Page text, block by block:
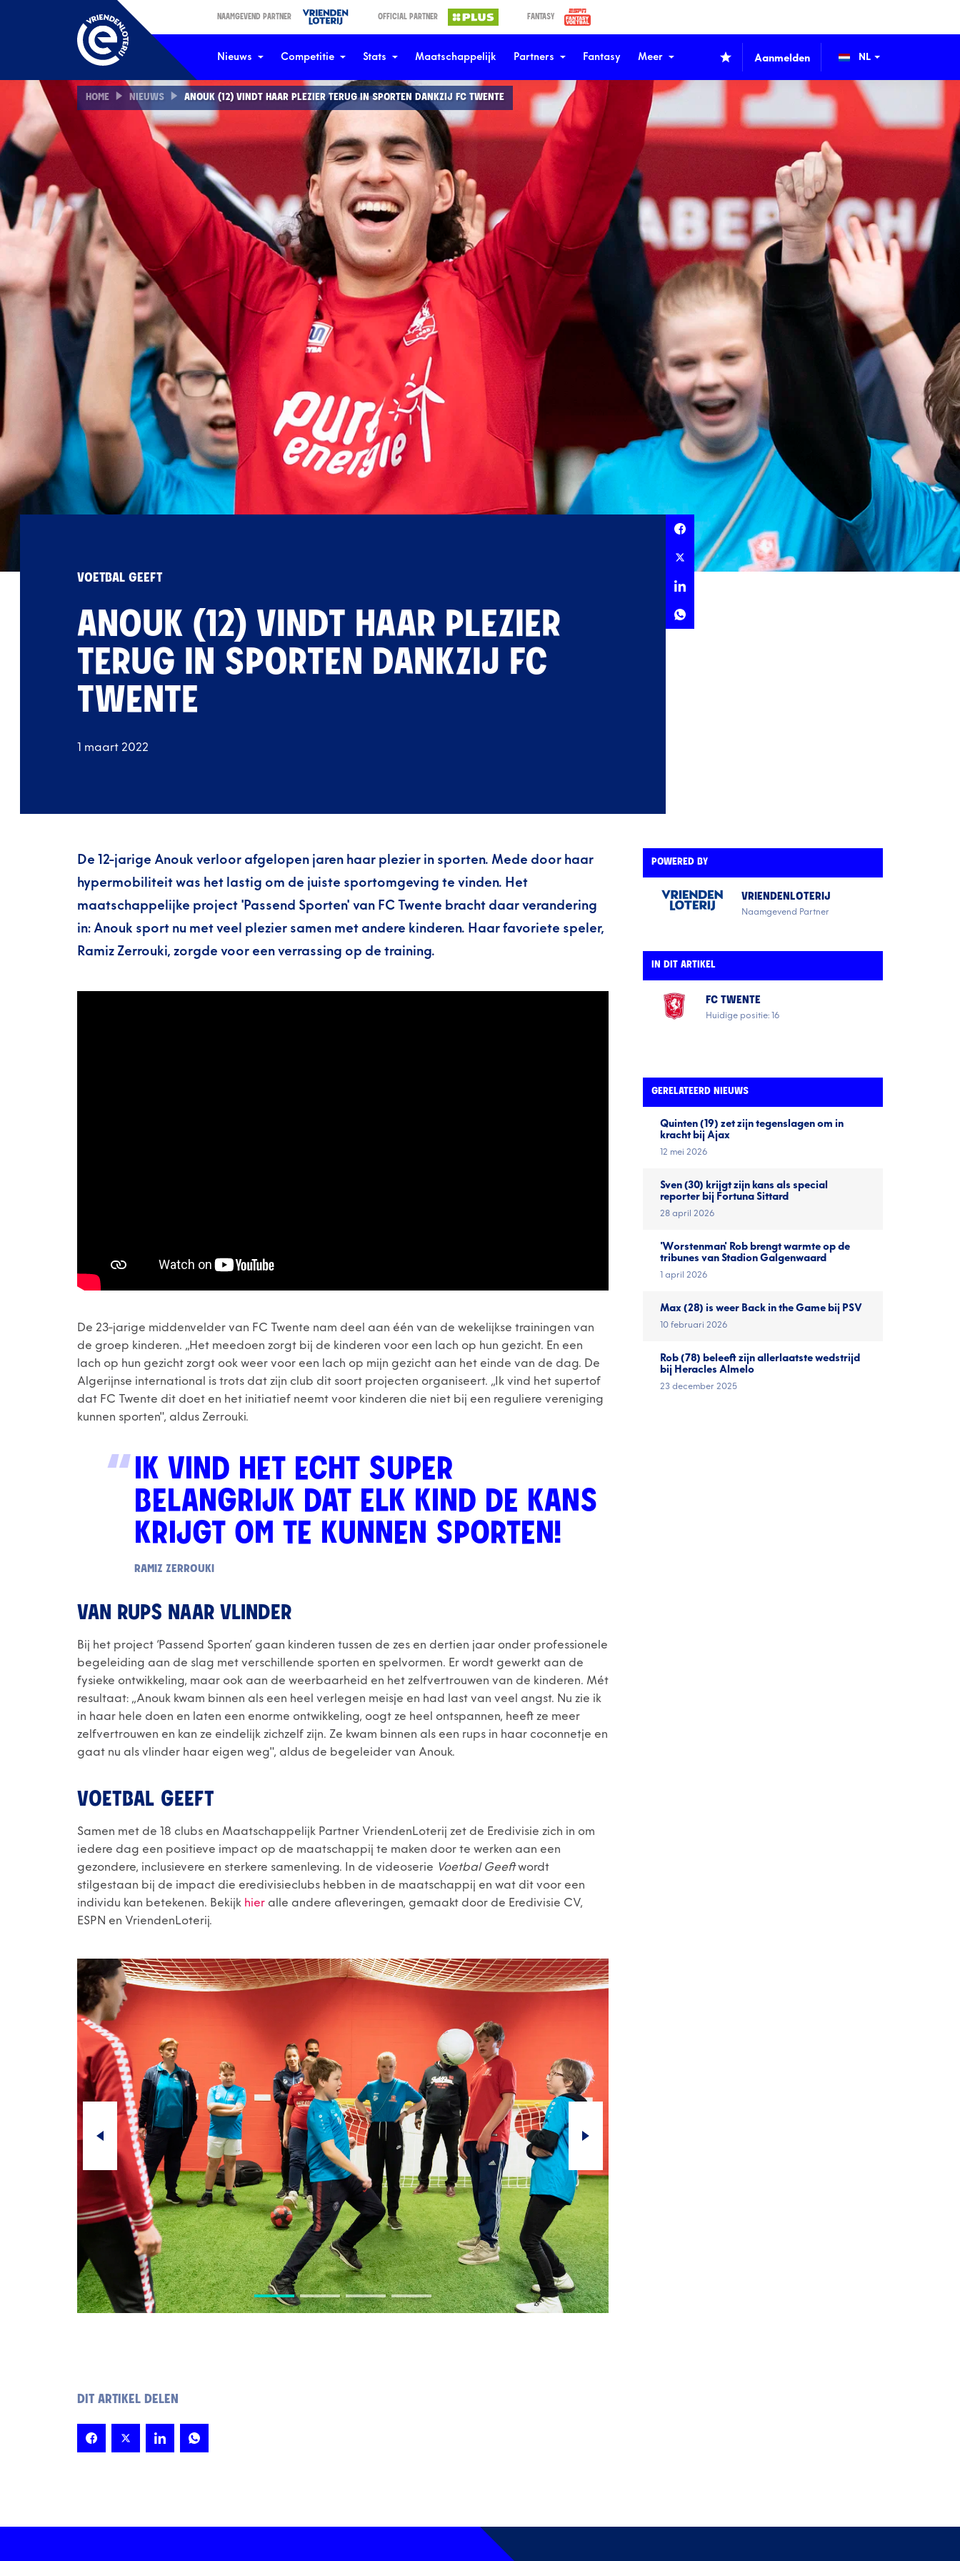
NAAMGEVEND PARTNER OFFICIAL PARTNER FANTASY
Nieuws Competitie Stats Maatschappelijk Partners Fantasy Meer Aanmelden
HOME NIEUWS ANOUK (12) VINDT HAAR PLEZIER TERUG IN SPORTEN DANKZIJ FC TWENTE
VOETBAL GEEFT
ANOUK (12) VINDT HAAR PLEZIER
TERUG IN SPORTEN DANKZIJ FC
TWENTE
1 maart 2022
De 12-jarige Anouk verloor afgelopen jaren haar plezier in sporten. Mede door haar
hypermobiliteit was het lastig om de juiste sportomgeving te vinden. Het
maatschappelijke project 'Passend Sporten' van FC Twente bracht daar verandering
in: Anouk sport nu met veel plezier samen met andere kinderen. Haar favoriete speler,
Ramiz Zerrouki, zorgde voor een verrassing op de training.
De 23-jarige middenvelder van FC Twente nam deel aan één van de wekelijkse trainingen van
de groep kinderen. ,,Het meedoen zorgt bij de kinderen voor een lach op hun gezicht. En een
lach op hun gezicht zorgt ook weer voor een lach op mijn gezicht aan het einde van de dag. De
Algerijnse international is trots dat zijn club dit soort projecten organiseert. ,,Ik vind het supertof
dat FC Twente dit doet en het initiatief neemt voor kinderen die niet bij een reguliere vereniging
kunnen sporten", aldus Zerrouki.
IK VIND HET ECHT SUPER
BELANGRIJK DAT ELK KIND DE KANS
KRIJGT OM TE KUNNEN SPORTEN!
RAMIZ ZERROUKI
VAN RUPS NAAR VLINDER
Bij het project ‘Passend Sporten’ gaan kinderen tussen de zes en dertien jaar onder professionele
begeleiding aan de slag met verschillende sporten en spelvormen. Er wordt gewerkt aan de
fysieke ontwikkeling, maar ook aan de weerbaarheid en het zelfvertrouwen van de kinderen. Mét
resultaat: ,,Anouk kwam binnen als een heel verlegen meisje en had last van veel angst. Nu zie ik
in haar hele doen en laten een enorme ontwikkeling, oogt ze heel ontspannen, heeft ze meer
zelfvertrouwen en kan ze eindelijk zichzelf zijn. Ze kwam binnen als een rups in haar coconnetje en
gaat nu als vlinder haar eigen weg", aldus de begeleider van Anouk.
VOETBAL GEEFT
Samen met de 18 clubs en Maatschappelijk Partner VriendenLoterij zet de Eredivisie zich in om
iedere dag een positieve impact op de maatschappij te maken door te werken aan een
gezondere, inclusievere en sterkere samenleving. In de videoserie Voetbal Geeftwordt
stilgestaan bij de impact die eredivisieclubs hebben in de maatschappij en wat dit voor een
individu kan betekenen. Bekijk hier alle andere afleveringen, gemaakt door de Eredivisie CV,
ESPN en VriendenLoterij.
DIT ARTIKEL DELEN
POWERED BY
VRIENDENLOTERIJ
Naamgevend Partner
IN DIT ARTIKEL
FC TWENTE
Huidige positie: 16
GERELATEERD NIEUWS
Quinten (19) zet zijn tegenslagen om in
kracht bij Ajax
12 mei 2026
Sven (30) krijgt zijn kans als special
reporter bij Fortuna Sittard
28 april 2026
'Worstenman' Rob brengt warmte op de
tribunes van Stadion Galgenwaard
1 april 2026
Max (28) is weer Back in the Game bij PSV
10 februari 2026
Rob (78) beleeft zijn allerlaatste wedstrijd
bij Heracles Almelo
23 december 2025